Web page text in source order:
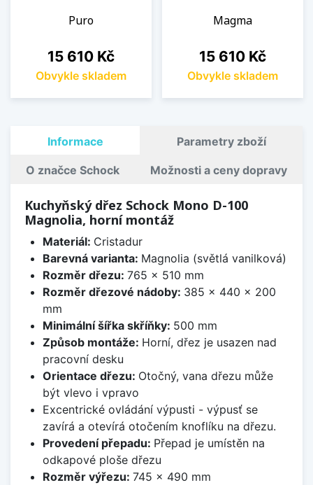
Puro
Cena
15 610 Kč
Obvykle skladem
Magma
Cena
15 610 Kč
Obvykle skladem
Informace Parametry zboží
O značce Schock Možnosti a ceny dopravy
Kuchyňský dřez Schock Mono D-100
Magnolia, horní montáž
Materiál: Cristadur
Barevná varianta: Magnolia (světlá vanilková)
Rozměr dřezu: 765 x 510 mm
Rozměr dřezové nádoby: 385 x 440 x 200
mm
Minimální šířka skříňky: 500 mm
Způsob montáže: Horní, dřez je usazen nad
pracovní desku
Orientace dřezu: Otočný, vana dřezu může
být vlevo i vpravo
Excentrické ovládání výpusti - výpusť se
zavírá a otevírá otočením knoflíku na dřezu.
Provedení přepadu: Přepad je umístěn na
odkapové ploše dřezu
Rozměr výřezu: 745 x 490 mm